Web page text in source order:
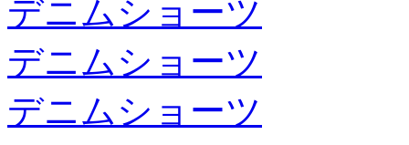
デニムショーツ
デニムショーツ
デニムショーツ